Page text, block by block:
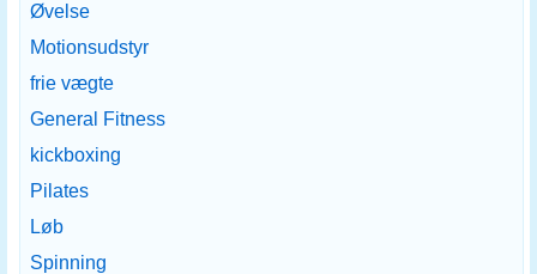
Øvelse
Motionsudstyr
frie vægte
General Fitness
kickboxing
Pilates
Løb
Spinning